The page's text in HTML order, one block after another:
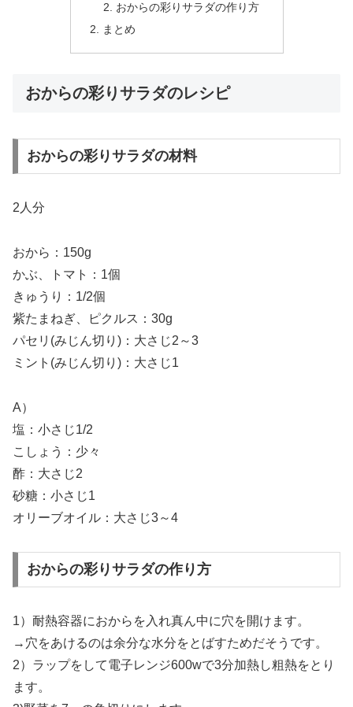
おからの彩りサラダの作り方
まとめ
おからの彩りサラダのレシピ
おからの彩りサラダの材料
2人分
おから：150g
かぶ、トマト：1個
きゅうり：1/2個
紫たまねぎ、ピクルス：30g
パセリ(みじん切り)：大さじ2～3
ミント(みじん切り)：大さじ1
A）
塩：小さじ1/2
こしょう：少々
酢：大さじ2
砂糖：小さじ1
オリーブオイル：大さじ3～4
おからの彩りサラダの作り方
1）耐熱容器におからを入れ真ん中に穴を開けます。
→穴をあけるのは余分な水分をとばすためだそうです。
2）ラップをして電子レンジ600wで3分加熱し粗熱をとり
ます。